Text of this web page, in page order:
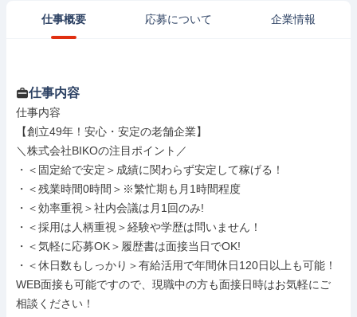
仕事概要 応募について 企業情報
仕事内容
仕事内容
【創立49年！安心・安定の老舗企業】
＼株式会社BIKOの注目ポイント／
・＜固定給で安定＞成績に関わらず安定して稼げる！
・＜残業時間0時間＞※繁忙期も月1時間程度
・＜効率重視＞社内会議は月1回のみ!
・＜採用は人柄重視＞経験や学歴は問いません！
・＜気軽に応募OK＞履歴書は面接当日でOK!
・＜休日数もしっかり＞有給活用で年間休日120日以上も可能！
WEB面接も可能ですので、現職中の方も面接日時はお気軽にご
相談ください！